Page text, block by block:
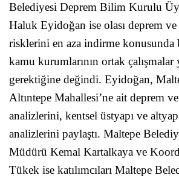
Belediyesi Deprem Bilim Kurulu
Haluk Eyidoğan ise olası deprem
risklerini en aza indirme konusunda
kamu kurumlarının ortak çalışmalar
gerektiğine değindi. Eyidoğan,
Altıntepe Mahallesi’ne ait deprem
analizlerini, kentsel üstyapı ve
analizlerini paylaştı. Maltepe
Müdürü Kemal Kartalkaya ve
Tükek ise katılımcıları Maltepe